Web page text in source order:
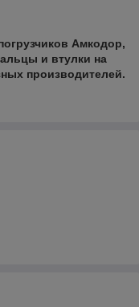
Амкодор,
и втулки на
производителей.